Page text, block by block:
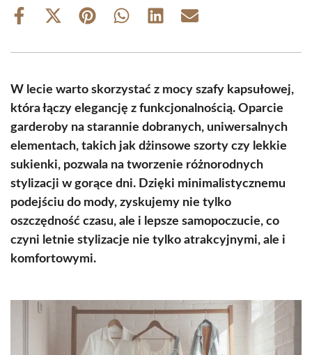
Share
Share
(Twitter)
Share Share Share Share
W lecie warto skorzystać z mocy szafy kapsułowej,
która łączy elegancję z funkcjonalnością. Oparcie
garderoby na starannie dobranych, uniwersalnych
elementach, takich jak dżinsowe szorty czy lekkie
sukienki, pozwala na tworzenie różnorodnych
stylizacji w gorące dni. Dzięki minimalistycznemu
podejściu do mody, zyskujemy nie tylko
oszczędność czasu, ale i lepsze samopoczucie, co
czyni letnie stylizacje nie tylko atrakcyjnymi, ale i
komfortowymi.